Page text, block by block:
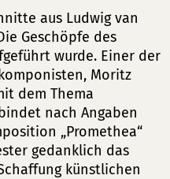
aus Ludwig van
Geschöpfe des
wurde. Einer der
Moritz
dem Thema
nach Angaben
„Promethea“
gedanklich das
künstlichen